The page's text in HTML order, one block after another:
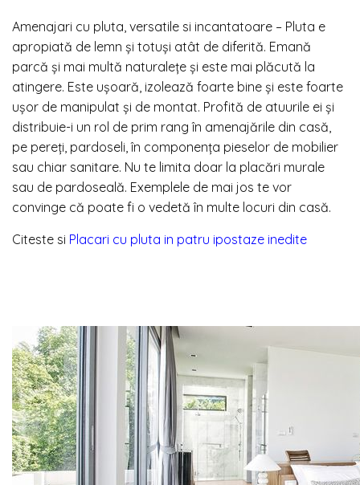
Amenajari cu pluta, versatile si incantatoare – Pluta e
apropiată de lemn și totuși atât de diferită. Emană
parcă și mai multă naturalețe și este mai plăcută la
atingere. Este ușoară, izolează foarte bine și este foarte
ușor de manipulat și de montat. Profită de atuurile ei și
distribuie-i un rol de prim rang în amenajările din casă,
pe pereți, pardoseli, în componența pieselor de mobilier
sau chiar sanitare. Nu te limita doar la placări murale
sau de pardoseală. Exemplele de mai jos te vor
convinge că poate fi o vedetă în multe locuri din casă.
Citeste si Placari cu pluta in patru ipostaze inedite